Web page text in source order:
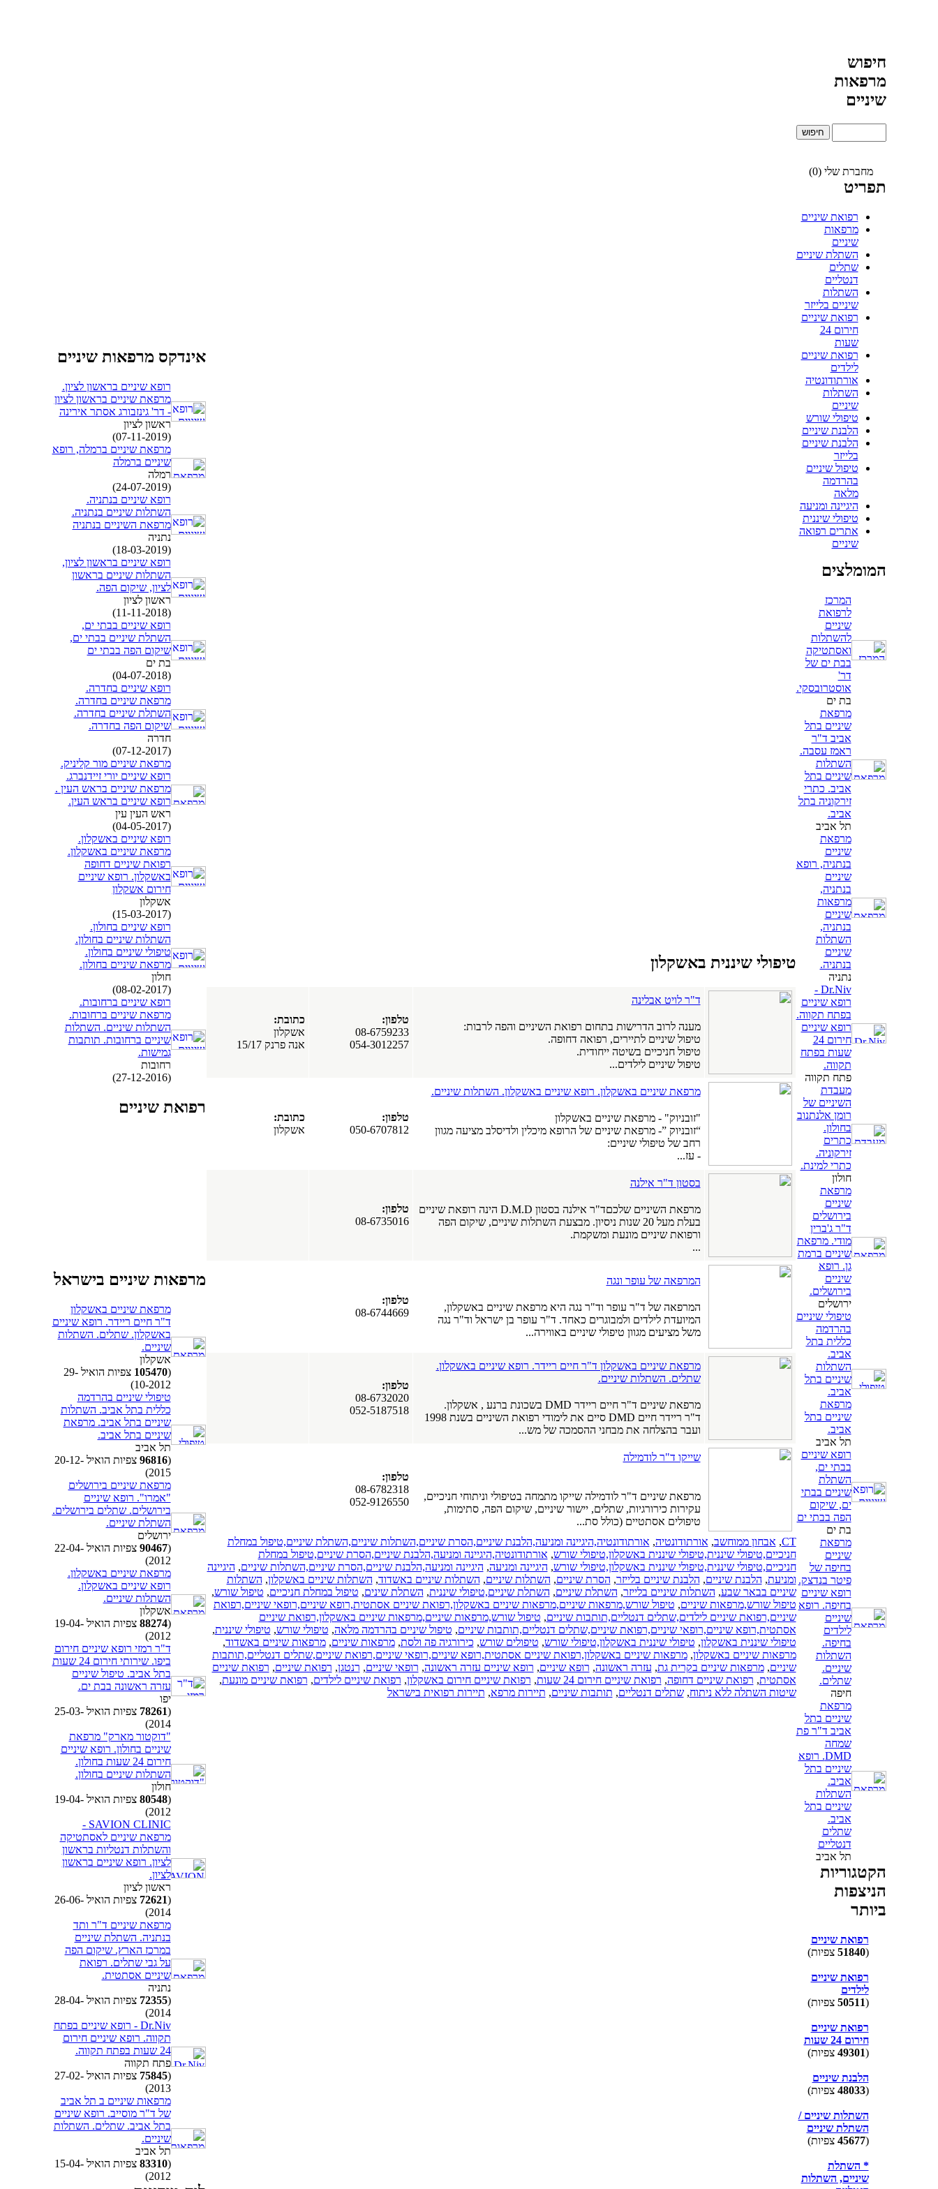
חיפוש
מרפאות
שיניים
מחברת שלי (0)
תפריט
רפואת שיניים
מרפאות
שיניים
השתלת שיניים
שתלים
דנטליים
השתלות
שיניים בלייזר
רפואת שיניים
חירום 24
שעות
רפואת שיניים
לילדים
אורתודונטיה
השתלות
שיניים
טיפולי שורש
הלבנת שיניים
הלבנת שיניים
בלייזר
טיפול שיניים
בהרדמה
מלאה
היגיינה ומניעה
טיפולי שיננית
אתרים רפואה
שיניים
המומלצים
המרכז
לרפואת
שיניים
להשתלות
ואסתטיקה
בבת ים של
דר'
אוסטרובסקי.
בת ים
מרפאת
שיניים בתל
אביב ד"ר
ראמז עסבה.
השתלות
שיניים בתל
אביב. כתרי
זירקוניה בתל
אביב.
תל אביב
מרפאת
שיניים
בנתניה, רופא
שיניים
בנתניה,
מרפאות
שיניים
בנתניה,
השתלות
שיניים
בנתניה.
נתניה
Dr.Niv -
רופא שיניים
בפתח תקווה.
רופא שיניים
חירום 24
שעות בפתח
תקווה.
פתח תקווה
מעבדת
השיניים של
רומן אלנתנוב
בחולון.
כתרים
זירקוניה.
כתרי למינת.
חולון
מרפאת
שיניים
בירושלים
ד"ר ג'ברין
מודי. מרפאת
שיניים ברמת
גן. רופא
שיניים
בירושלים.
ירושלים
טיפולי שיניים
בהרדמה
כללית בתל
אביב.
השתלות
שיניים בתל
אביב.
מרפאת
שיניים בתל
אביב.
תל אביב
רופא שיניים
בבתי ים,
השתלת
שיניים בבתי
ים, שיקום
הפה בבתי ים
בת ים
מרפאת
שיניים
בחיפה של
פיטר בנדצק.
רופא שיניים
בחיפה. רופא
שיניים
לילדים
בחיפה.
השתלות
שיניים.
שתלים.
חיפה
מרפאת
שיניים בתל
אביב ד"ר פת
שמחה
DMD. רופא
שיניים בתל
אביב.
השתלות
שיניים בתל
אביב.
שתלים
דנטליים
תל אביב
הקטגוריות
הניצפות
ביותר
רפואת שיניים
(
51840 צפיות)
רפואת שיניים
לילדים
(
50511 צפיות)
רפואת שיניים
חירום 24 שעות
(
49301 צפיות)
הלבנת שיניים
(
48033 צפיות)
השתלות שיניים /
השתלת שיניים
(
45677 צפיות)
* השתלת
שיניים, השתלות
טיפולי שיננית באשקלון
ד"ר לויט אבלינה
מענה לרוב הדרישות בתחום רפואת השיניים והפה לרבות:
טיפול שיניים לתיירים, רפואה דחופה.
טיפול חניכיים בשיטה ייחודית.
טיפול שיניים לילדים...
טלפון:
08-6759233
054-3012257
כתובת:
אשקלון
אנה פרנק 15/17
מרפאת שיניים באשקלון. רופא שיניים באשקלון. השתלות שיניים.
"זובניוק" - מרפאת שיניים באשקלון
“זובניוק ”- מרפאת שיניים של הרופא מיכלין ולדיסלב מציעה מגוון
רחב של טיפולי שיניים:
- עז...
טלפון:
050-6707812
כתובת:
אשקלון
בסטון ד"ר אילנה
מרפאת השיניים שלכםד"ר אילנה בסטון D.M.D הינה רופאת שיניים
בעלת מעל 20 שנות ניסיון. מבצעת השתלות שיניים, שיקום הפה
ורפואת שיניים מונעת ומשקמת.
...
טלפון:
08-6735016
המרפאה של עופר ונגה
המרפאה של ד"ר עופר וד"ר נגה היא מרפאת שיניים באשקלון,
המיועדת לילדים ולמבוגרים כאחד. ד"ר עופר בן ישראל וד"ר נגה
משל מציעים מגוון טיפולי שיניים באווירה...
טלפון:
08-6744669
מרפאת שיניים באשקלון ד"ר חיים ריידר. רופא שיניים באשקלון.
שתלים. השתלות שיניים.
מרפאת שיניים ד"ר חיים ריידר DMD בשכונת ברנע , אשקלון.
ד"ר ריידר חיים DMD סיים את לימודי רפואת השיניים בשנת 1998
ועבר בהצלחה את מבחני ההסמכה של מש...
טלפון:
08-6732020
052-5187518
שייקו ד"ר לודמילה
מרפאת שיניים ד"ר לודמילה שייקו מתמחה בטיפולי וניתוחי חניכיים,
עקירות כירורגיות, שתלים, יישור שיניים, שיקום הפה, סתימות,
טיפולים אסתטיים (כולל סת...
טלפון:
08-6782318
052-9126550
CT
, אבחון ממוחשב, אורתודונטיה, אורתודונטיה,היגיינה ומניעה,הלבנת שיניים,הסרת שיניים,השתלות שיניים,השתלת שיניים,טיפול במחלת
חניכיים,טיפולי שיננית,טיפולי שיננית באשקלון,טיפולי שורש, אורתודונטיה,היגיינה ומניעה,הלבנת שיניים,הסרת שיניים,טיפול במחלת
חניכיים,טיפולי שיננית,טיפולי שיננית באשקלון,טיפולי שורש, היגיינה ומניעה, היגיינה ומניעה,הלבנת שיניים,הסרת שיניים,השתלות שיניים, היגיינה
ומניעת, הלבנת שיניים, הלבנת שיניים בלייזר, הסרת שיניים, השתלות שיניים, השתלות שיניים באשדוד, השתלות שיניים באשקלון, השתלות
שיניים בבאר שבע, השתלות שיניים בלייזר, השתלת שיניים, השתלת שיניים,טיפולי שיננית, השתלת שינים, טיפול במחלת חניכיים, טיפול שורש,
טיפול שורש,מרפאות שיניים, טיפול שורש,מרפאות שיניים,מרפאות שיניים באשקלון,רפואת שיניים אסתטית,רופא שיניים,רופאי שיניים,רפואת
שיניים,רפואת שיניים לילדים,שתלים דנטליים,תותבות שיניים, טיפול שורש,מרפאות שיניים,מרפאות שיניים באשקלון,רפואת שיניים
אסתטית,רופא שיניים,רופאי שיניים,רפואת שיניים,שתלים דנטליים,תותבות שיניים, טיפול שיניים בהרדמה מלאה, טיפולי שורש, טיפולי שיננית,
טיפולי שיננית באשקלון, טיפולי שיננית באשקלון,טיפולי שורש, טיפולים שורש, כירורגיה פה ולסת,מרפאות שיניים,מרפאות שיניים באשדוד,
מרפאות שיניים באשקלון,מרפאות שיניים באשקלון,רפואת שיניים אסתטית,רופא שיניים,רופאי שיניים,רפואת שיניים,שתלים דנטליים,תותבות
שיניים,מרפאות שיניים בקרית גת, עזרה ראשונה, רופא שיניים, רופא שיניים עזרה ראשונה, רופאי שיניים, רנטגן, רפואת שיניים, רפואת שיניים
אסתטית, רפואת שיניים דחופה, רפואת שיניים חירום 24 שעות , רפואת שיניים חירום באשקלון, רפואת שיניים לילדים, רפואת שיניים מונעת,
שיטות השתלה ללא ניתוח,שתלים דנטליים, תותבות שיניים, תיירות מרפא, תיירות רפואית בישראל
אינדקס מרפאות שיניים
רופא שיניים בראשון לציון.
מרפאת שיניים בראשון לציון
- דר' גינזבורג אסתר אירינה
ראשון לציון
(07-11-2019)
מרפאת שיניים ברמלה, רופא
שיניים ברמלה
רמלה
(24-07-2019)
רופא שיניים בנתניה.
השתלות שיניים בנתניה.
מרפאת השיניים בנתניה
נתניה
(18-03-2019)
רופא שיניים בראשון לציון,
השתלות שיניים בראשון
לציון, שיקום הפה.
ראשון לציון
(11-11-2018)
רופא שיניים בבתי ים,
השתלת שיניים בבתי ים,
שיקום הפה בבתי ים
בת ים
(04-07-2018)
רופא שיניים בחדרה.
מרפאת שיניים בחדרה.
השתלת שיניים בחדרה.
שיקום הפה בחדרה.
חדרה
(07-12-2017)
מרפאת שיניים מור קליניק.
רופא שיניים יורי זיידנברג.
מרפאת שיניים בראש העין .
רופא שיניים בראש העין.
ראש העין עין
(04-05-2017)
רופא שיניים באשקלון.
מרפאת שיניים באשקלון.
רפואת שיניים דחופה
באשקלון. רופא שיניים
חירום אשקלון
אשקלון
(15-03-2017)
רופא שיניים בחולון.
השתלות שיניים בחולון.
טיפולי שיניים בחולון.
מרפאת שיניים בחולון.
חולון
(08-02-2017)
רופא שיניים ברחובות.
מרפאת שיניים ברחובות.
השתלות שיניים. השתלות
שיניים ברחובות. תותבות
גמישות.
רחובות
(27-12-2016)
רפואת שיניים
מרפאות שיניים בישראל
מרפאת שיניים באשקלון
ד"ר חיים ריידר. רופא שיניים
באשקלון. שתלים. השתלות
שיניים.
אשקלון
(
105470
צפיות הואיל 29-
10-2012)
טיפולי שיניים בהרדמה
כללית בתל אביב. השתלות
שיניים בתל אביב. מרפאת
שיניים בתל אביב.
תל אביב
(
96816
צפיות הואיל 20-12-
2015)
מרפאת שיניים בירושלים
"אמרו". רופא שיניים
בירושלים. שתלים בירושלים.
השתלת שיניים.
ירושלים
(
90467
צפיות הואיל 22-04-
2012)
מרפאת שיניים באשקלון.
רופא שיניים באשקלון.
השתלות שיניים.
אשקלון
(
88274
צפיות הואיל 19-04-
2012)
ד"ר רמזי רופא שיניים חירום
ביפו. שירותי חירום 24 שעות
בתל אביב. טיפול שיניים
עזרה ראשונה בבת ים.
יפו
(
78261
צפיות הואיל 25-03-
2014)
"דוקטור מארק" מרפאת
שיניים בחולון. רופא שיניים
חירום 24 שעות בחולון.
השתלות שיניים בחולון.
חולון
(
80548
צפיות הואיל 19-04-
2012)
SAVION CLINIC -
מרפאת שיניים לאסתטיקה
והשתלות דנטליות בראשון
לציון. רופא שיניים בראשון
לציון.
ראשון לציון
(
72621
צפיות הואיל 26-06-
2014)
מרפאת שיניים ד"ר ותד
בנתניה. השתלת שיניים
במרכז הארץ. שיקום הפה
על גבי שתלים. רפואת
שיניים אסתטית.
נתניה
(
72355
צפיות הואיל 28-04-
2014)
Dr.Niv - רופא שיניים בפתח
תקווה. רופא שיניים חירום
24 שעות בפתח תקווה.
פתח תקווה
(
75845
צפיות הואיל 27-02-
2013)
מרפאות שיניים ב תל אביב
של ד"ר מוסייב. רופא שיניים
בתל אביב. שתלים. השתלות
שיניים.
תל אביב
(
83310
צפיות הואיל 15-04-
2012)